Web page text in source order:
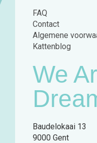
FAQ
Contact
Algemene
Kattenblog
We
Baudelokaai 13
9000 Gent